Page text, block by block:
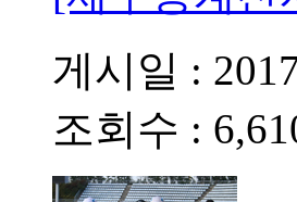
게시일 :
조회수 :